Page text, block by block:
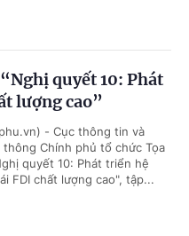
quyết 10: Phát
lượng cao”
- Cục thông tin và
thông Chính phủ tổ chức Tọa
quyết 10: Phát triển hệ
FDI chất lượng cao", tập...